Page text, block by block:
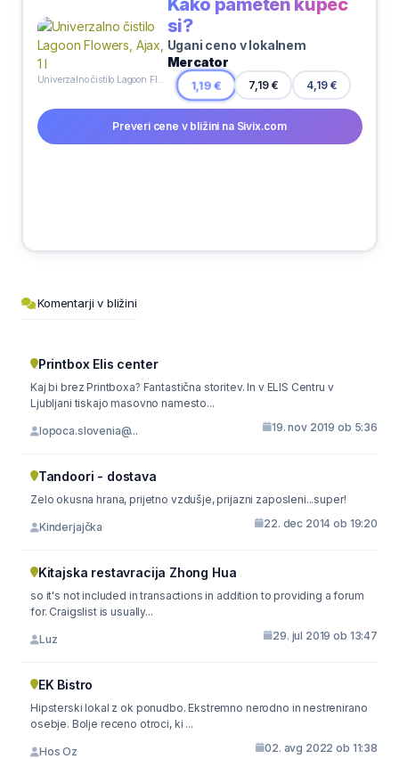
Kako pameten kupec
si?
Ugani ceno v lokalnem
Mercator
1,19 € 7,19 € 4,19 €
Preveri cene v bližini na Sivix.com
Komentarji v bližini
Printbox Elis center
Kaj bi brez Printboxa? Fantastična storitev. In v ELIS Centru v
Ljubljani tiskajo masovno namesto...
lopoca.slovenia@... 19. nov 2019 ob 5:36
Tandoori - dostava
Zelo okusna hrana, prijetno vzdušje, prijazni zaposleni...super!
Kinderjajčka 22. dec 2014 ob 19:20
Kitajska restavracija Zhong Hua
so it's not included in transactions in addition to providing a forum
for. Craigslist is usually...
Luz 29. jul 2019 ob 13:47
EK Bistro
Hipsterski lokal z ok ponudbo. Ekstremno nerodno in nestrenirano
osebje. Bolje receno otroci, ki ...
Hos Oz 02. avg 2022 ob 11:38